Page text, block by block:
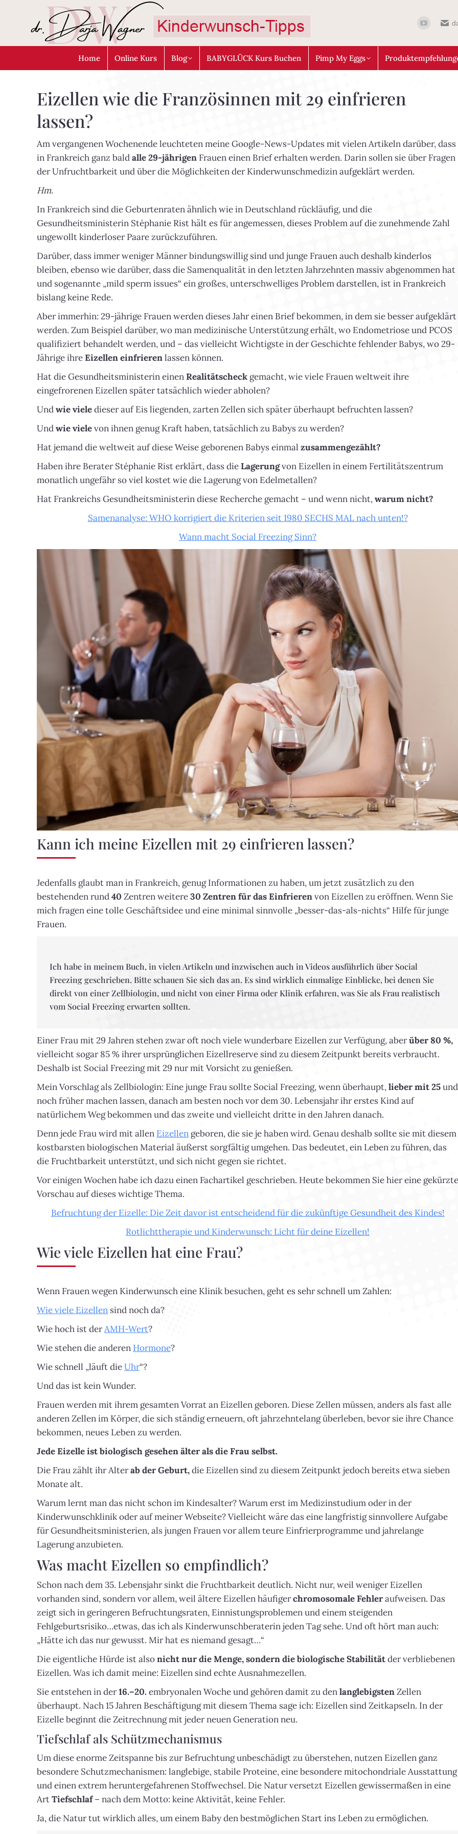
Home Online Kurs Blog BABYGLÜCK Kurs Buchen Pimp My Eggs
Eizellen wie die Französinnen mit 29 einfrieren
lassen?
Am vergangenen Wochenende leuchteten meine Google-News-Updates mit vielen Artikeln darüber, dass
in Frankreich ganz baldalle 29-jährigen Frauen einen Brief erhalten werden. Darin sollen sie über Fragen
der Unfruchtbarkeit und über die Möglichkeiten der Kinderwunschmedizin aufgeklärt werden.
Hm.
In Frankreich sind die Geburtenraten ähnlich wie in Deutschland rückläufig, und die
Gesundheitsministerin Stéphanie Rist hält es für angemessen, dieses Problem auf die zunehmende Zahl
ungewollt kinderloser Paare zurückzuführen.
Darüber, dass immer weniger Männer bindungswillig sind und junge Frauen auch deshalb kinderlos
bleiben, ebenso wie darüber, dass die Samenqualität in den letzten Jahrzehnten massiv abgenommen hat
und sogenannte „mild sperm issues“ ein großes, unterschwelliges Problem darstellen, ist in Frankreich
bislang keine Rede.
Aber immerhin: 29-jährige Frauen werden dieses Jahr einen Brief bekommen, in dem sie besser aufgeklärt
werden. Zum Beispiel darüber, wo man medizinische Unterstützung erhält, wo Endometriose und PCOS
qualifiziert behandelt werden, und – das vielleicht Wichtigste in der Geschichte fehlender Babys, wo 29-
Jährige ihreEizellen einfrierenlassen können.
Hat die Gesundheitsministerin einenRealitätscheck gemacht, wie viele Frauen weltweit ihre
eingefrorenen Eizellen später tatsächlich wieder abholen?
Undwie vieledieser auf Eis liegenden, zarten Zellen sich später überhaupt befruchten lassen?
Undwie vielevon ihnen genug Kraft haben, tatsächlich zu Babys zu werden?
Hat jemand die weltweit auf diese Weise geborenen Babys einmal zusammengezählt?
Haben ihre Berater Stéphanie Rist erklärt, dass dieLagerungvon Eizellen in einem Fertilitätszentrum
monatlich ungefähr so viel kostet wie die Lagerung von Edelmetallen?
Hat Frankreichs Gesundheitsministerin diese Recherche gemacht – und wenn nicht,warum nicht?
Samenanalyse: WHO korrigiert die Kriterien seit 1980 SECHS MAL nach unten!?
Wann macht Social Freezing Sinn?
Kann ich meine Eizellen mit 29 einfrieren lassen?
Jedenfalls glaubt man in Frankreich, genug Informationen zu haben, um jetzt zusätzlich zu den
bestehenden rund40 Zentren weitere30 Zentren für das Einfrierenvon Eizellen zu eröffnen. Wenn Sie
mich fragen eine tolle Geschäftsidee und eine minimal sinnvolle „besser-das-als-nichts“ Hilfe für junge
Frauen.
Ich habe in meinem Buch, in vielen Artikeln und inzwischen auch in Videos ausführlich über Social
Freezing geschrieben. Bitte schauen Sie sich das an. Es sind wirklich einmalige Einblicke, bei denen Sie
direkt von einer Zellbiologin, und nicht von einer Firma oder Klinik erfahren, was Sie als Frau realistisch
vom Social Freezing erwarten sollten.
Einer Frau mit 29 Jahren stehen zwar oft noch viele wunderbare Eizellen zur Verfügung, aberüber 80 %,
vielleicht sogar 85 % ihrer ursprünglichen Eizellreserve sind zu diesem Zeitpunkt bereits verbraucht.
Deshalb ist Social Freezing mit 29 nur mit Vorsicht zu genießen.
Mein Vorschlag als Zellbiologin: Eine junge Frau sollte Social Freezing, wenn überhaupt,lieber mit 25und
noch früher machen lassen, danach am besten noch vor dem 30. Lebensjahr ihr erstes Kind auf
natürlichem Weg bekommen und das zweite und vielleicht dritte in den Jahren danach.
Denn jede Frau wird mit allen Eizellen geboren, die sie je haben wird. Genau deshalb sollte sie mit diesem
kostbarsten biologischen Material äußerst sorgfältig umgehen. Das bedeutet, ein Leben zu führen, das
die Fruchtbarkeit unterstützt, und sich nicht gegen sie richtet.
Vor einigen Wochen habe ich dazu einen Fachartikel geschrieben. Heute bekommen Sie hier eine gekürzte
Vorschau auf dieses wichtige Thema.
Befruchtung der Eizelle: Die Zeit davor ist entscheidend für die zukünftige Gesundheit des Kindes!
Rotlichttherapie und Kinderwunsch: Licht für deine Eizellen!
Wie viele Eizellen hat eine Frau?
Wenn Frauen wegen Kinderwunsch eine Klinik besuchen, geht es sehr schnell um Zahlen:
Wie viele Eizellen sind noch da?
Wie hoch ist derAMH-Wert?
Wie stehen die anderen Hormone?
Wie schnell „läuft dieUhr“?
Und das ist kein Wunder.
Frauen werden mit ihrem gesamten Vorrat an Eizellen geboren. Diese Zellen müssen, anders als fast alle
anderen Zellen im Körper, die sich ständig erneuern, oft jahrzehntelang überleben, bevor sie ihre Chance
bekommen, neues Leben zu werden.
Jede Eizelle ist biologisch gesehen älter als die Frau selbst.
Die Frau zählt ihr Alterab der Geburt,die Eizellen sind zu diesem Zeitpunkt jedoch bereits etwa sieben
Monate alt.
Warum lernt man das nicht schon im Kindesalter? Warum erst im Medizinstudium oder in der
Kinderwunschklinik oder auf meiner Webseite? Vielleicht wäre das eine langfristig sinnvollere Aufgabe
für Gesundheitsministerien, als jungen Frauen vor allem teure Einfrierprogramme und jahrelange
Lagerung anzubieten.
Was macht Eizellen so empfindlich?
Schon nach dem 35. Lebensjahr sinkt die Fruchtbarkeit deutlich. Nicht nur, weil weniger Eizellen
vorhanden sind, sondern vor allem, weil ältere Eizellen häufigerchromosomale Fehleraufweisen. Das
zeigt sich in geringeren Befruchtungsraten, Einnistungsproblemen und einem steigenden
Fehlgeburtsrisiko…etwas, das ich als Kinderwunschberaterin jeden Tag sehe. Und oft hört man auch:
„Hätte ich das nur gewusst. Mir hat es niemand gesagt…“
Die eigentliche Hürde ist alsonicht nur die Menge, sondern die biologische Stabilitätder verbliebenen
Eizellen. Was ich damit meine: Eizellen sind echte Ausnahmezellen.
Sie entstehen in der16.–20. embryonalen Woche und gehören damit zu denlanglebigstenZellen
überhaupt. Nach 15 Jahren Beschäftigung mit diesem Thema sage ich: Eizellen sind Zeitkapseln. In der
Eizelle beginnt die Zeitrechnung mit jeder neuen Generation neu.
Tiefschlaf als Schützmechanismus
Um diese enorme Zeitspanne bis zur Befruchtung unbeschädigt zu überstehen, nutzen Eizellen ganz
besondere Schutzmechanismen: langlebige, stabile Proteine, eine besondere mitochondriale Ausstattung
und einen extrem heruntergefahrenen Stoffwechsel. Die Natur versetzt Eizellen gewissermaßen in eine
ArtTiefschlaf– nach dem Motto: keine Aktivität, keine Fehler.
Ja, die Natur tut wirklich alles, um einem Baby den bestmöglichen Start ins Leben zu ermöglichen.